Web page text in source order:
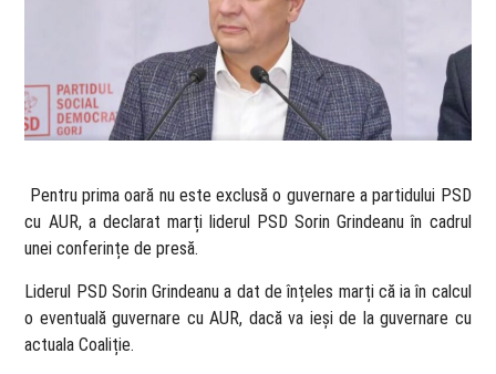
​ Pentru prima oară nu este exclusă o guvernare a partidului PSD
cu AUR, a declarat marți liderul PSD Sorin Grindeanu în cadrul
unei conferințe de presă.
Liderul PSD Sorin Grindeanu a dat de înțeles marți că ia în calcul
o eventuală guvernare cu AUR, dacă va ieși de la guvernare cu
actuala Coaliție.